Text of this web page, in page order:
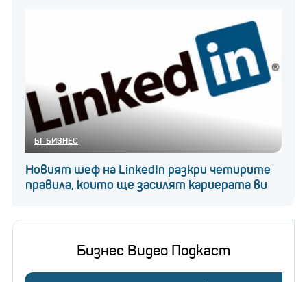
БГ БИЗНЕС
Новият шеф на LinkedIn разкри четирите
правила, които ще засилят кариерата ви
Бизнес Видео Подкаст